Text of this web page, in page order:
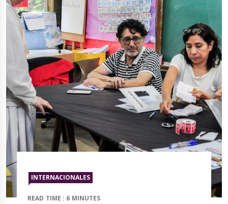
INTERNACIONALES
READ TIME : 6 MINUTES